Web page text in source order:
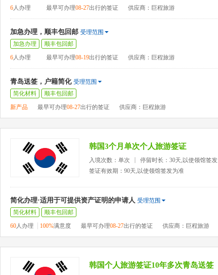
6人办理 最早可办理08-27出行的签证 供应商：巨程旅游
加急办理，顺丰包回邮 受理范围
加急办理
顺丰包回邮
6人办理 最早可办理08-19出行的签证 供应商：巨程旅游
青岛送签，户籍简化 受理范围
简化材料
顺丰包回邮
新产品
最早可办理08-27出行的签证 供应商：巨程旅游
韩国3个月单次个人旅游签证
入境次数：单次
停留时长：30天,以使领馆签
签证有效期：90天,以使领馆签发为准
简化办理·适用于可提供资产证明的申请人 受理范围
简化材料
顺丰包回邮
60人办理 100%满意度 最早可办理08-27出行的签证 供应商：巨程旅游
韩国个人旅游签证10年多次青岛送签